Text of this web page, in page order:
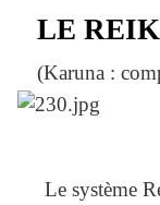
LE
(Karuna :
Le système